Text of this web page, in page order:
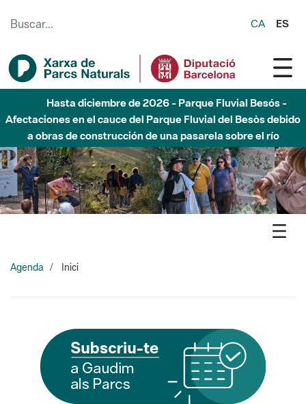
CA ES
Hasta diciembre de 2026 - Parque Fluvial Besós -
Afectaciones en el cauce del Parque Fluvial del Besòs debido
a obras de construcción de una pasarela sobre el río
Agenda Inici